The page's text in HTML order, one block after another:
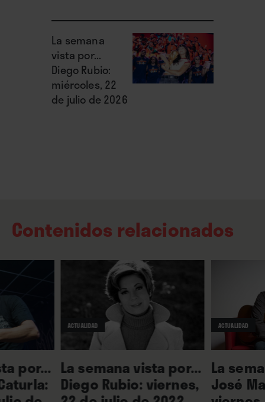
La semana
vista por...
Diego Rubio:
miércoles, 22
de julio de 2026
Contenidos relacionados
por...
ACTUALIDAD
La semana vista por...
Diego Rubio: viernes,
ACTUALIDAD
La
José